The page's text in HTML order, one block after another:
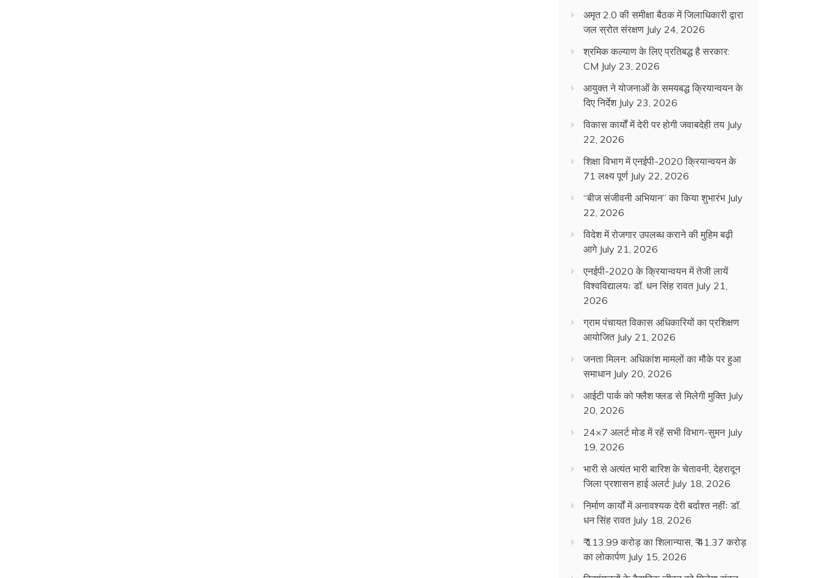
अमृत 2.0 की समीक्षा बैठक में जिलाधिकारी द्वारा
जल स्रोत संरक्षण July 24, 2026
श्रमिक कल्याण के लिए प्रतिबद्ध है सरकार:
CM July 23, 2026
आयुक्त ने योजनाओं के समयबद्ध क्रियान्वयन के
दिए निर्देश July 23, 2026
विकास कार्यों में देरी पर होगी जवाबदेही तय July
22, 2026
शिक्षा विभाग में एनईपी-2020 क्रियान्वयन के
71 लक्ष्य पूर्ण July 22, 2026
“बीज संजीवनी अभियान” का किया शुभारंभ July
22, 2026
विदेश में रोजगार उपलब्ध कराने की मुहिम बढ़ी
आगे July 21, 2026
एनईपी-2020 के क्रियान्वयन में तेजी लायें
विश्वविद्यालयः डॉ. धन सिंह रावत July 21,
2026
ग्राम पंचायत विकास अधिकारियों का प्रशिक्षण
आयोजित July 21, 2026
जनता मिलन: अधिकांश मामलों का मौके पर हुआ
समाधान July 20, 2026
आईटी पार्क को फ्लैश फ्लड से मिलेगी मुक्ति July
20, 2026
24×7 अलर्ट मोड में रहें सभी विभाग-सुमन July
19, 2026
भारी से अत्यंत भारी बारिश के चेतावनी, देहरादून
जिला प्रशासन हाई अलर्ट July 18, 2026
निर्माण कार्यों में अनावश्यक देरी बर्दाश्त नहींः डाॅ.
धन सिंह रावत July 18, 2026
₹ 113.99 करोड़ का शिलान्यास, ₹ 41.37 करोड़
का लोकार्पण July 15, 2026